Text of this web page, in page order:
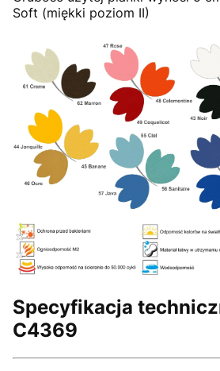
Soft (miękki poziom II)
Specyfikacja
C4369